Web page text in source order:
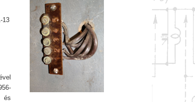
13
és